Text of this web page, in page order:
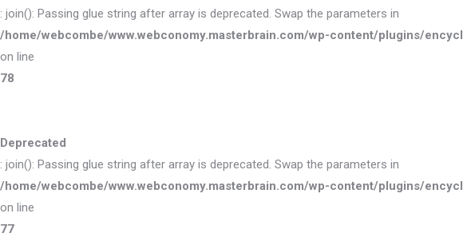
: join(): Passing glue string after array is deprecated. Swap the parameters in
/home/webcombe/www.webconomy.masterbrain.com/wp-content/plugins/
on line
78
Deprecated
: join(): Passing glue string after array is deprecated. Swap the parameters in
/home/webcombe/www.webconomy.masterbrain.com/wp-content/plugins/
on line
77